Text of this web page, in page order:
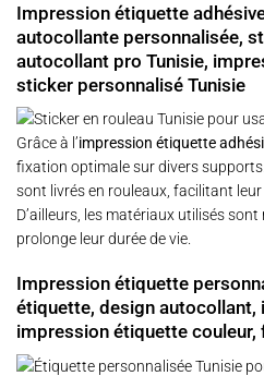
Impression étiquette
autocollante personnalisée,
autocollant pro Tunisie,
sticker personnalisé Tunisie
Grâce à l’impression étiquette
fixation optimale sur divers
sont livrés en rouleaux, facilitant
D’ailleurs, les matériaux utilisés
prolonge leur durée de vie.
Impression étiquette
étiquette, design autocollant,
impression étiquette